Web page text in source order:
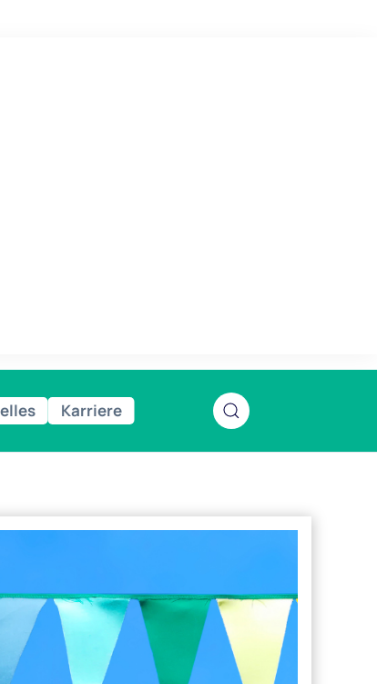
Karriere